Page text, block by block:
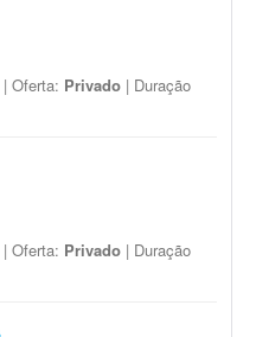
| Oferta: Privado | Duração
| Oferta: Privado | Duração